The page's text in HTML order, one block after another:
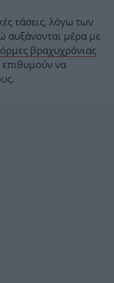
τάσεις, λόγω των
αυξάνονται μέρα με
βραχυχρόνιας
επιθυμούν να